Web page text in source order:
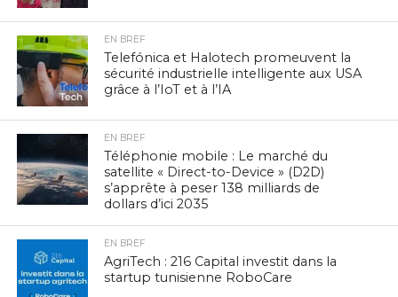
EN BREF
Telefónica et Halotech promeuvent la
sécurité industrielle intelligente aux USA
grâce à l’IoT et à l’IA
EN BREF
Téléphonie mobile : Le marché du
satellite « Direct-to-Device » (D2D)
s’apprête à peser 138 milliards de
dollars d’ici 2035
EN BREF
AgriTech : 216 Capital investit dans la
startup tunisienne RoboCare